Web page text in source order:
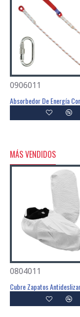
0906011
MÁS VENDIDOS
0804011